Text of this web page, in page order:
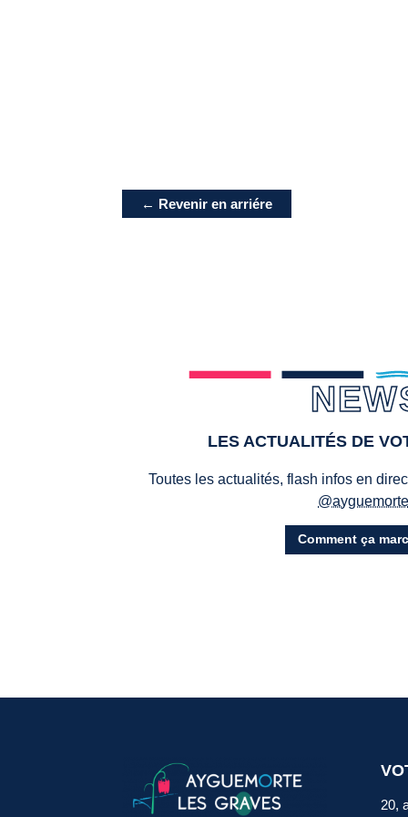
← Revenir en arriére
LES ACTUALITÉS DE
Toutes les actualités, flash infos en
Comment ça
20,